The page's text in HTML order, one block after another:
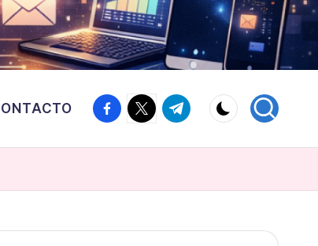
Facebook
Twitter
Canal
Telegram